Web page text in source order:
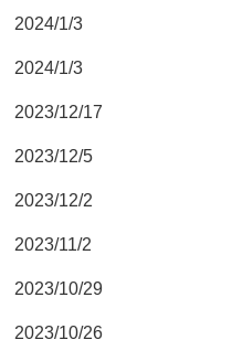
2024/1/3
2024/1/3
2023/12/17
2023/12/5
2023/12/2
2023/11/2
2023/10/29
2023/10/26